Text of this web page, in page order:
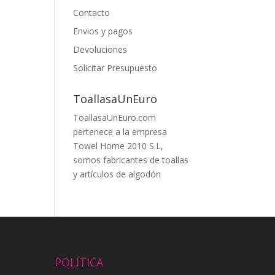
Contacto
Envios y pagos
Devoluciones
Solicitar Presupuesto
ToallasaUnEuro
ToallasaUnEuro.com
pertenece a la empresa
Towel Home 2010 S.L,
somos fabricantes de toallas
y artículos de algodón
POLÍTICA